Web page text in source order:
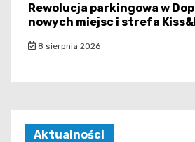
Rewolucja parkingowa w
nowych miejsc i strefa
8 sierpnia 2026
Aktualności